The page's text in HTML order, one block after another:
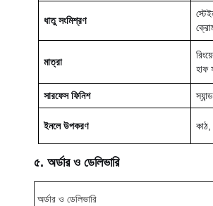
ধাতু সংমিশ্রণ
মাত্রা
হাফ
সারফেস ফিনিশ
ইনলে উপকরণ
৫. অর্ডার ও ডেলিভারি
অর্ডার ও ডেলিভারি